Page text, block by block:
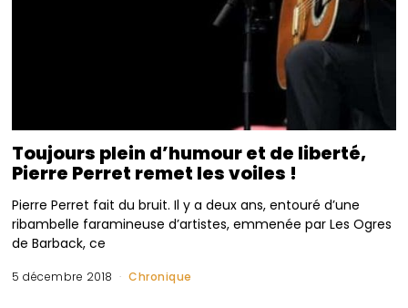
Toujours plein d’humour et de liberté,
Pierre Perret remet les voiles !
Pierre Perret fait du bruit. Il y a deux ans, entouré d’une
ribambelle faramineuse d’artistes, emmenée par Les Ogres
de Barback, ce
5 décembre 2018 Chronique